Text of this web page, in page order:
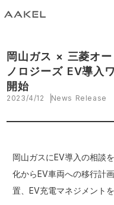
岡山ガス × 三菱オ
ノロジーズ EV導入
開始
2023/4/12 News Release
岡山ガスにEV導入の相談
化からEV車両への移行計
置、EV充電マネジメント